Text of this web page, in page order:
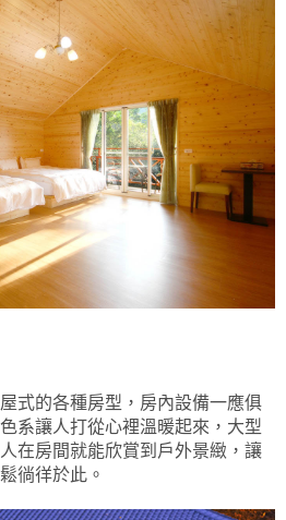
式的各種房型，房內設備一應俱
系讓人打從心裡溫暖起來，大型
在房間就能欣賞到戶外景緻，讓
徜徉於此。